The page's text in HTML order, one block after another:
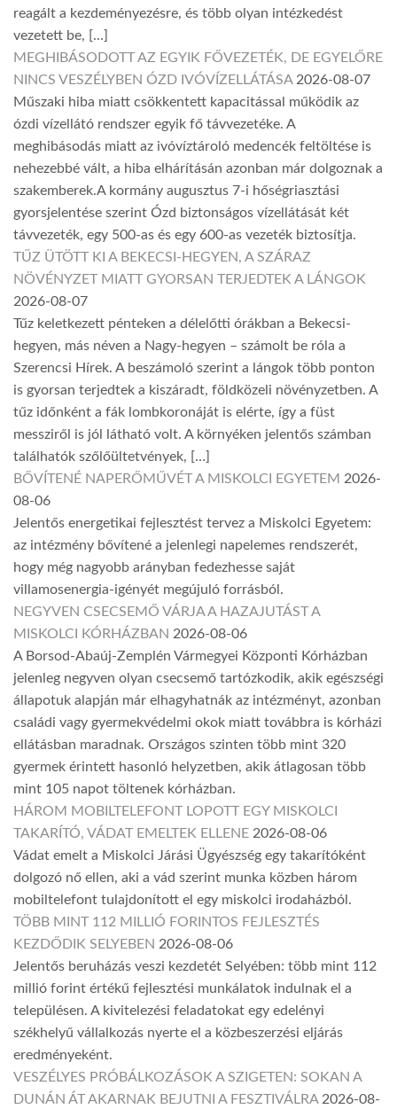
reagált a kezdeményezésre, és több olyan intézkedést
vezetett be, […]
MEGHIBÁSODOTT AZ EGYIK FŐVEZETÉK, DE EGYELŐRE
NINCS VESZÉLYBEN ÓZD IVÓVÍZELLÁTÁSA 2026-08-07
Műszaki hiba miatt csökkentett kapacitással működik az
ózdi vízellátó rendszer egyik fő távvezetéke. A
meghibásodás miatt az ivóvíztároló medencék feltöltése is
nehezebbé vált, a hiba elhárításán azonban már dolgoznak a
szakemberek.A kormány augusztus 7-i hőségriasztási
gyorsjelentése szerint Ózd biztonságos vízellátását két
távvezeték, egy 500-as és egy 600-as vezeték biztosítja.
TŰZ ÜTÖTT KI A BEKECSI-HEGYEN, A SZÁRAZ
NÖVÉNYZET MIATT GYORSAN TERJEDTEK A LÁNGOK
2026-08-07
Tűz keletkezett pénteken a délelőtti órákban a Bekecsi-
hegyen, más néven a Nagy-hegyen – számolt be róla a
Szerencsi Hírek. A beszámoló szerint a lángok több ponton
is gyorsan terjedtek a kiszáradt, földközeli növényzetben. A
tűz időnként a fák lombkoronáját is elérte, így a füst
messziről is jól látható volt. A környéken jelentős számban
találhatók szőlőültetvények, […]
BŐVÍTENÉ NAPERŐMŰVÉT A MISKOLCI EGYETEM 2026-
08-06
Jelentős energetikai fejlesztést tervez a Miskolci Egyetem:
az intézmény bővítené a jelenlegi napelemes rendszerét,
hogy még nagyobb arányban fedezhesse saját
villamosenergia-igényét megújuló forrásból.
NEGYVEN CSECSEMŐ VÁRJA A HAZAJUTÁST A
MISKOLCI KÓRHÁZBAN 2026-08-06
A Borsod-Abaúj-Zemplén Vármegyei Központi Kórházban
jelenleg negyven olyan csecsemő tartózkodik, akik egészségi
állapotuk alapján már elhagyhatnák az intézményt, azonban
családi vagy gyermekvédelmi okok miatt továbbra is kórházi
ellátásban maradnak. Országos szinten több mint 320
gyermek érintett hasonló helyzetben, akik átlagosan több
mint 105 napot töltenek kórházban.
HÁROM MOBILTELEFONT LOPOTT EGY MISKOLCI
TAKARÍTÓ, VÁDAT EMELTEK ELLENE 2026-08-06
Vádat emelt a Miskolci Járási Ügyészség egy takarítóként
dolgozó nő ellen, aki a vád szerint munka közben három
mobiltelefont tulajdonított el egy miskolci irodaházból.
TÖBB MINT 112 MILLIÓ FORINTOS FEJLESZTÉS
KEZDŐDIK SELYEBEN 2026-08-06
Jelentős beruházás veszi kezdetét Selyében: több mint 112
millió forint értékű fejlesztési munkálatok indulnak el a
településen. A kivitelezési feladatokat egy edelényi
székhelyű vállalkozás nyerte el a közbeszerzési eljárás
eredményeként.
VESZÉLYES PRÓBÁLKOZÁSOK A SZIGETEN: SOKAN A
DUNÁN ÁT AKARNAK BEJUTNI A FESZTIVÁLRA 2026-08-